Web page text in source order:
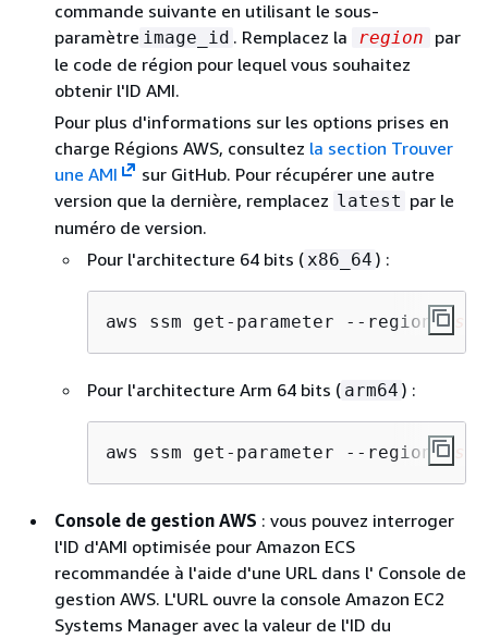
commande suivante en utilisant le sous-
paramètre image_id . Remplacez la region
par
le code de région pour lequel vous souhaitez
obtenir l'ID AMI.
Pour plus d'informations sur les options prises en
charge Régions AWS, consultez la section Trouver
une AMI
sur GitHub. Pour récupérer une autre
version que la dernière, remplacez latest par le
numéro de version.
Pour l'architecture 64 bits (x86_64 ) :
aws ssm get-parameter --region us-
Pour l'architecture Arm 64 bits ( arm64 ) :
aws ssm get-parameter --region us-
Console de gestion AWS : vous pouvez interroger
l'ID d'AMI optimisée pour Amazon ECS
recommandée à l'aide d'une URL dans l' Console de
gestion AWS. L'URL ouvre la console Amazon EC2
Systems Manager avec la valeur de l'ID du